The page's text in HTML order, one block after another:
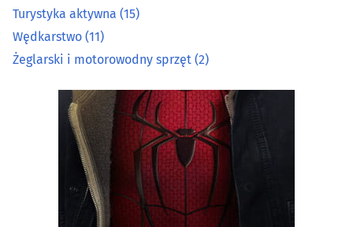
Turystyka aktywna (15)
Wędkarstwo (11)
Żeglarski i motorowodny sprzęt (2)